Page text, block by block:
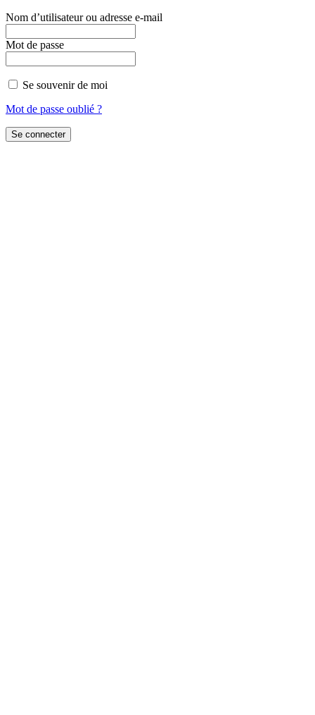
Nom d’utilisateur ou adresse e-mail
Mot de passe
Se souvenir de moi
Mot de passe oublié ?